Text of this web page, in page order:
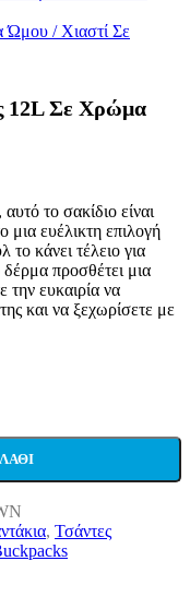
Ώμου / Χιαστί Σε
12L Σε Χρώμα
το σακίδιο είναι
μια ευέλικτη επιλογή
το κάνει τέλειο για
προσθέτει μια
την ευκαιρία να
και να ξεχωρίσετε με
, Τσάντες